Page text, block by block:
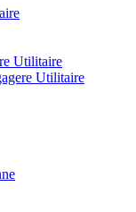
Utilitaire
Utilitaire